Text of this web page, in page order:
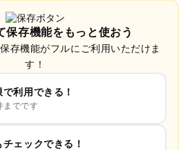
保存機能をもっと使おう
存機能がフルにご利用いただけま
す！
利用できる！
までです
ェックできる！